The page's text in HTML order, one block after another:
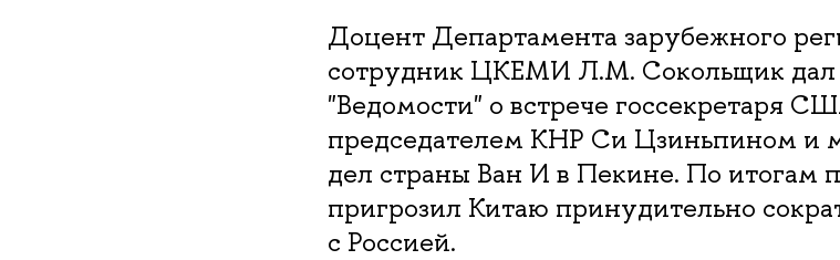
Доцент Департамента зарубежного
сотрудник ЦКЕМИ Л.М. Сокольщик
"Ведомости" о встрече госсекретаря
председателем КНР Си Цзиньпином и
дел страны Ван И в Пекине. По итогам
пригрозил Китаю принудительно
с Россией.